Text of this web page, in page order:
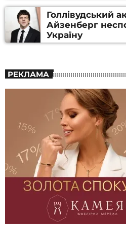
Голлівудський
Айзенберг
Україну
РЕКЛАМА